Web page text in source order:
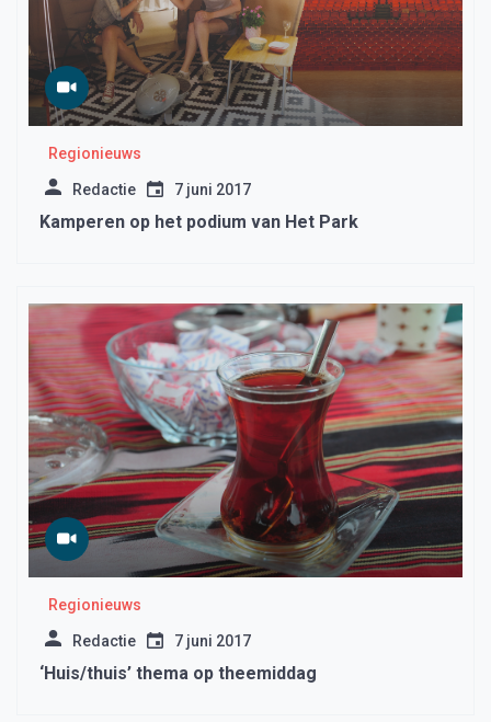
Regionieuws
Redactie 7 juni 2017
Kamperen op het podium van Het Park
Regionieuws
Redactie 7 juni 2017
‘Huis/thuis’ thema op theemiddag